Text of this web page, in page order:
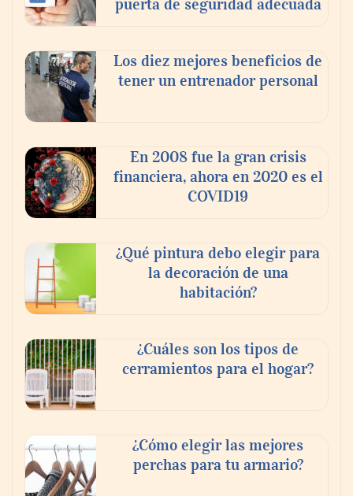
La omnicanalidad redefine la forma de
puerta de seguridad adecuada
Los diez mejores beneficios de
tener un entrenador personal
En 2008 fue la gran crisis
financiera, ahora en 2020 es el
COVID19
¿Qué pintura debo elegir para
la decoración de una
habitación?
¿Cuáles son los tipos de
cerramientos para el hogar?
¿Cómo elegir las mejores
perchas para tu armario?